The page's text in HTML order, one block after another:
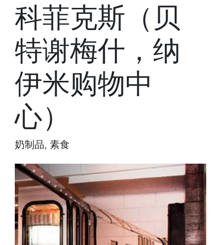
科菲克斯（贝
特谢梅什，纳
伊米购物中
心）
奶制品, 素食